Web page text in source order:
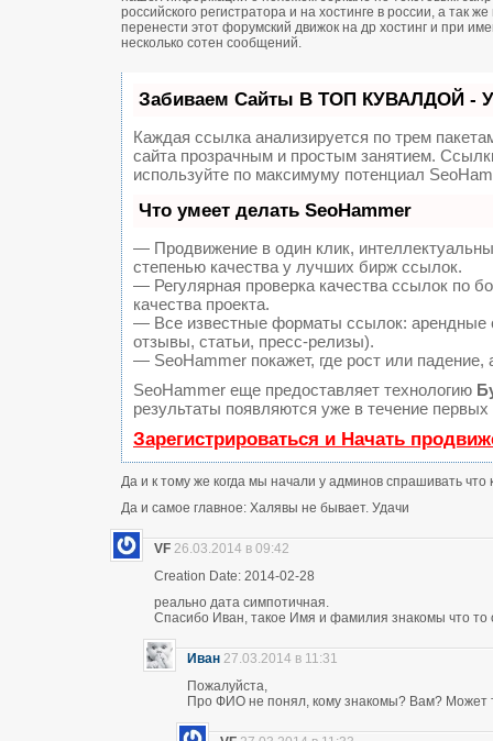
российского регистратора и на хостинге в россии, а
перенести этот форумский движок на др хостинг и при
несколько сотен сообщений.
Забиваем Сайты В ТОП КУВАЛДОЙ -
Каждая ссылка анализируется по трем
сайта прозрачным и простым занятием.
используйте по максимуму потенциал
Что умеет делать SeoHammer
— Продвижение в один клик,
степенью качества у лучших бирж ссылок.
— Регулярная проверка качества ссылок по
качества проекта.
— Все известные форматы ссылок: арендные
отзывы, статьи, пресс-релизы).
— SeoHammer покажет, где рост или
SeoHammer еще предоставляет технологию
результаты появляются уже в течение первых
Зарегистрироваться и Начать
Да и к тому же когда мы начали у админов спрашивать что
Да и самое главное: Халявы не бывает. Удачи
VF 26.03.2014 в 09:42
Creation Date: 2014-02-28
реально дата симпотичная.
Спасибо Иван, такое Имя и фамилия знакомы что то
Иван 27.03.2014 в 11:31
Пожалуйста,
Про ФИО не понял, кому знакомы? Вам? Может